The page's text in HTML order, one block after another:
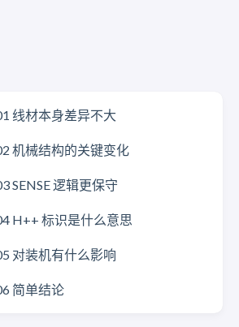
线材本身差异不大
机械结构的关键变化
SENSE 逻辑更保守
H++ 标识是什么意思
对装机有什么影响
简单结论